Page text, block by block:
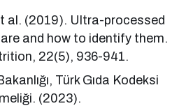
al. (2019). Ultra-processed
and how to identify them.
22(5), 936-941.
Türk Gıda Kodeksi
(2023).